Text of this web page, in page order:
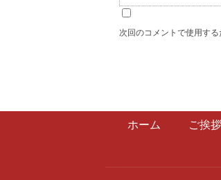
次回のコメントで使用す
ホーム ご挨拶